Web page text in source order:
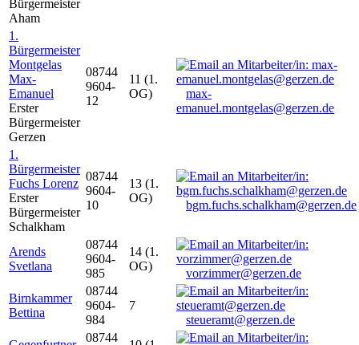
Bürgermeister
Aham
1.
Bürgermeister
Montgelas
Max-
Emanuel
Erster
Bürgermeister
Gerzen
08744
9604-
12
11 (1.
OG)
max-
emanuel.montgelas@gerzen.de
1.
Bürgermeister
Fuchs Lorenz
Erster
Bürgermeister
Schalkham
08744
9604-
10
13 (1.
OG)
bgm.fuchs.schalkham@gerzen.de
Arends
Svetlana
08744
9604-
985
14 (1.
OG)
vorzimmer@gerzen.de
Birnkammer
Bettina
08744
9604-
984
7
steueramt@gerzen.de
08744